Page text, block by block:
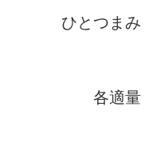
ひとつまみ
各適量